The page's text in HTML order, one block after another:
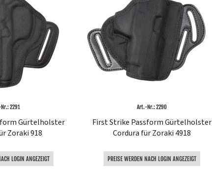
2291
Gürtelholster
Zoraki 918
LOGIN ANGEZEIGT
Art.-Nr.: 2290
First Strike Passform Gürtelholster
Cordura für Zoraki 4918
PREISE WERDEN NACH LOGIN ANGEZEIGT